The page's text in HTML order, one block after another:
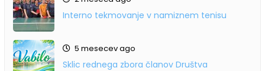
Interno tekmovanje v namiznem tenisu
5 mesecev ago
Sklic rednega zbora članov Društva